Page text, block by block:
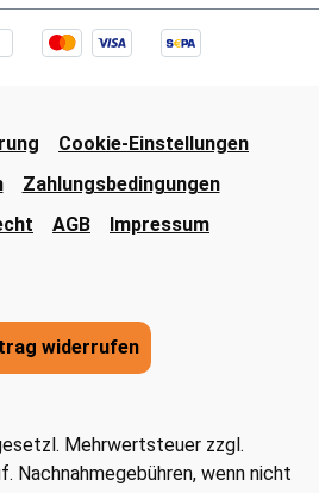
Cookie-Einstellungen
Zahlungsbedingungen
AGB Impressum
widerrufen
Mehrwertsteuer zzgl.
Nachnahmegebühren, wenn nicht